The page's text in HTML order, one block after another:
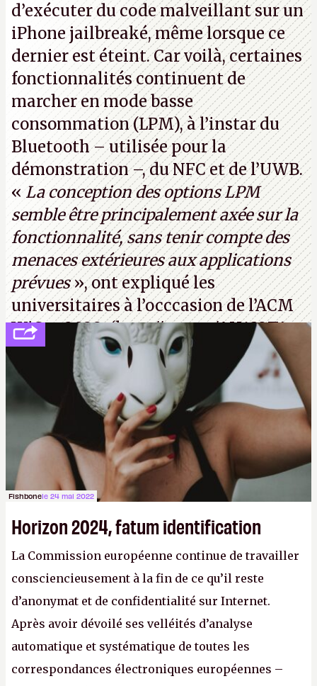
d’exécuter du code malveillant sur un
iPhone jailbreaké, même lorsque ce
dernier est éteint. Car voilà, certaines
fonctionnalités continuent de
marcher en mode basse
consommation (LPM), à l’instar du
Bluetooth – utilisée pour la
démonstration –, du NFC et de l’UWB.
« La conception des options LPM
semble être principalement axée sur la
fonctionnalité, sans tenir compte des
menaces extérieures aux applications
prévues», ont expliqué les
universitaires à l’occcasion de l’ACM
WiSec 2022. (http://cpc.cx/AH432T1
(PDF) - Crédit photo : Pexels - Tyler
Lastovich)
Fishbonele 24 mai 2022
Horizon 2024, fatum identification
La Commission européenne continue de travailler
consciencieusement à la fin de ce qu’il reste
d’anonymat et de confidentialité sur Internet.
Après avoir dévoilé ses velléités d’analyse
automatique et systématique de toutes les
correspondances électroniques européennes –